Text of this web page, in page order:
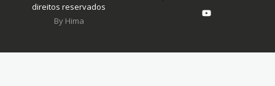
direitos reservados
By Hima